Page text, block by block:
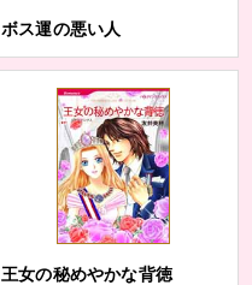
ボス運の悪い人
王女の秘めやかな背徳